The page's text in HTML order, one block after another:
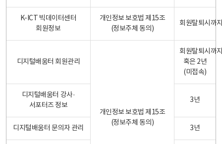
K-ICT 빅데이터센터
회원정보
개인정보 보호법 제15조
(정보주체 동의)
회원탈퇴시까
디지털배움터 회원관리
개인정보 보호법 제15조
(정보주체 동의)
회원탈퇴시까
혹은 2년
(미접속)
디지털배움터 강사·
서포터즈 정보
3년
디지털배움터 문의자 관리 3년